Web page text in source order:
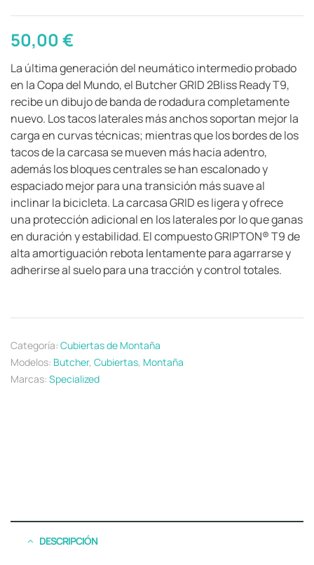
50,00€
La última generación del neumático intermedio probado
en la Copa del Mundo, el Butcher GRID 2Bliss Ready T9,
recibe un dibujo de banda de rodadura completamente
nuevo. Los tacos laterales más anchos soportan mejor la
carga en curvas técnicas; mientras que los bordes de los
tacos de la carcasa se mueven más hacia adentro,
además los bloques centrales se han escalonado y
espaciado mejor para una transición más suave al
inclinar la bicicleta. La carcasa GRID es ligera y ofrece
una protección adicional en los laterales por lo que ganas
en duración y estabilidad. El compuesto GRIPTON® T9 de
alta amortiguación rebota lentamente para agarrarse y
adherirse al suelo para una tracción y control totales.
Categoría: Cubiertas de Montaña
Modelos: Butcher, Cubiertas, Montaña
Marcas: Specialized
DESCRIPCIÓN